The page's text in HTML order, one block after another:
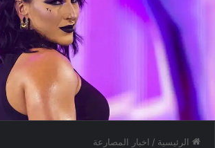
الرئيسية / اخبار المصارعة